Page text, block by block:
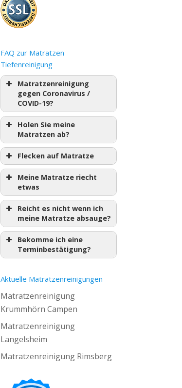
FAQ zur Matratzen
Tiefenreinigung
Matratzenreinigung
gegen Coronavirus /
COVID-19?
Holen Sie meine
Matratzen ab?
Flecken auf Matratze
Meine Matratze riecht
etwas
Reicht es nicht wenn ich
meine Matratze absauge?
Bekomme ich eine
Terminbestätigung?
Aktuelle Matratzenreinigungen
Matratzenreinigung
Krummhörn Campen
Matratzenreinigung
Langelsheim
Matratzenreinigung Rimsberg